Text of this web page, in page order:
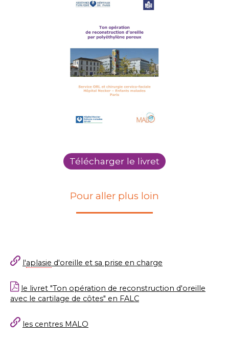
Télécharger le livret
Pour aller plus loin
l'aplasie d'oreille et sa prise en charge
le livret "Ton opération de reconstruction d'oreille
avec le cartilage de côtes" en FALC
les centres MALO